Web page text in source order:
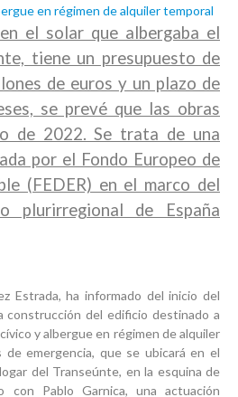
en régimen de alquiler temporal
el solar que albergaba el
tiene un presupuesto de
de euros y un plazo de
se prevé que las obras
de 2022. Se trata de una
por el Fondo Europeo de
(FEDER) en el marco del
plurirregional de España
Estrada, ha informado del inicio del
construcción del edificio destinado a
y albergue en régimen de alquiler
de emergencia, que se ubicará en el
del Transeúnte, en la esquina de
con Pablo Garnica, una actuación